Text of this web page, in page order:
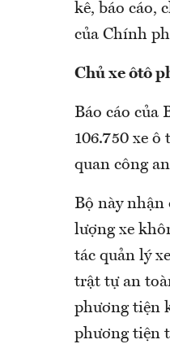
kê, báo cáo,
của Chính
Chủ xe ôtô
Báo cáo của
106.750 xe
quan công
Bộ này nhận
lượng xe
tác quản lý
trật tự an
phương tiện
phương tiện